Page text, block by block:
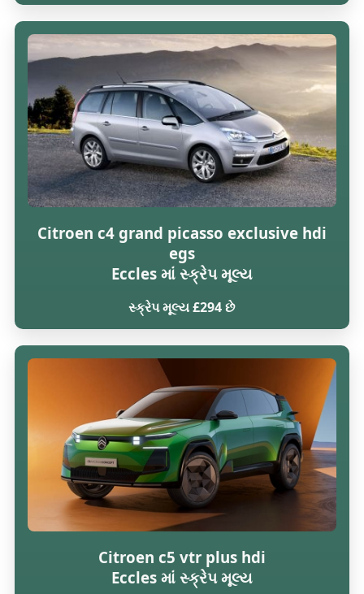
Citroen c4 grand picasso exclusive hdi
egs
Eccles માં સ્ક્રેપ મૂલ્ય
સ્ક્રેપ મૂલ્ય £294 છે
Citroen c5 vtr plus hdi
Eccles માં સ્ક્રેપ મૂલ્ય